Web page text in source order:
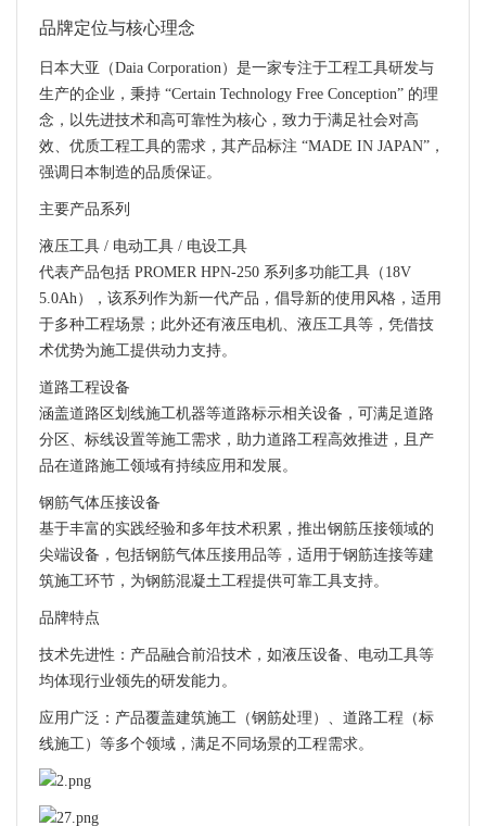
品牌定位与核心理念
日本大亚（Daia Corporation）是一家专注于工程工具研发与
生产的企业，秉持 “Certain Technology Free Conception” 的理
念，以先进技术和高可靠性为核心，致力于满足社会对高
效、优质工程工具的需求，其产品标注 “MADE IN JAPAN”，
强调日本制造的品质保证。
主要产品系列
液压工具 / 电动工具 / 电设工具
代表产品包括 PROMER HPN-250 系列多功能工具（18V
5.0Ah），该系列作为新一代产品，倡导新的使用风格，适用
于多种工程场景；此外还有液压电机、液压工具等，凭借技
术优势为施工提供动力支持。
道路工程设备
涵盖道路区划线施工机器等道路标示相关设备，可满足道路
分区、标线设置等施工需求，助力道路工程高效推进，且产
品在道路施工领域有持续应用和发展。
钢筋气体压接设备
基于丰富的实践经验和多年技术积累，推出钢筋压接领域的
尖端设备，包括钢筋气体压接用品等，适用于钢筋连接等建
筑施工环节，为钢筋混凝土工程提供可靠工具支持。
品牌特点
技术先进性：产品融合前沿技术，如液压设备、电动工具等
均体现行业领先的研发能力。
应用广泛：产品覆盖建筑施工（钢筋处理）、道路工程（标
线施工）等多个领域，满足不同场景的工程需求。